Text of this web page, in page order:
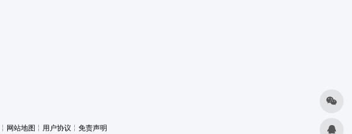
╎ 网站地图 ╎ 用户协议 ╎ 免责声明